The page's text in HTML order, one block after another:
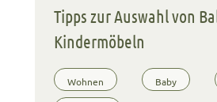
Tipps zur Auswahl von
Kindermöbeln
Wohnen Baby